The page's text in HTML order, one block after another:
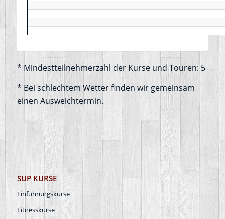
* Mindestteilnehmerzahl der Kurse und Touren: 5
* Bei schlechtem Wetter finden wir gemeinsam
einen Ausweichtermin.
SUP KURSE
Einführungskurse
Fitnesskurse